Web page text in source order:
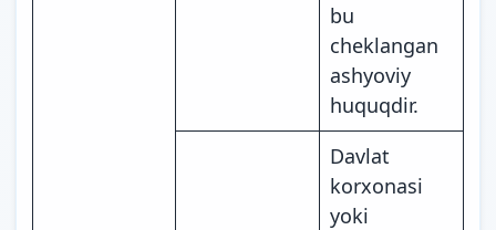
bu
cheklangan
ashyoviy
huquqdir.
Davlat
korxonasi
yoki